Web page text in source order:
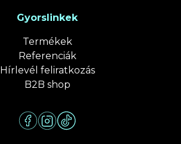
Gyorslinkek
Termékek
Referenciák
Hírlevél feliratkozás
B2B shop